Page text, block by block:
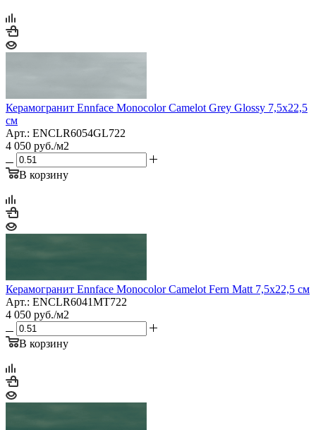
Керамогранит Ennface Monocolor Camelot Grey Glossy 7,5x22,5
см
Арт.: ENCLR6054GL722
4 050 руб./м2
В корзину
Керамогранит Ennface Monocolor Camelot Fern Matt 7,5x22,5 см
Арт.: ENCLR6041MT722
4 050 руб./м2
В корзину